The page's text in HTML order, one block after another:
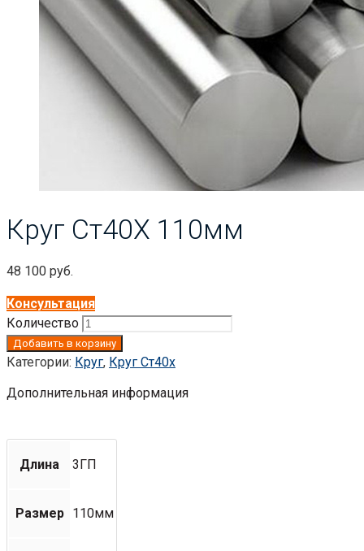
Круг Ст40Х 110мм
48 100 руб.
Консультация
Количество
Добавить в корзину
Категории: Круг, Круг Ст40х
Дополнительная информация
Длина 3ГП
Размер 110мм